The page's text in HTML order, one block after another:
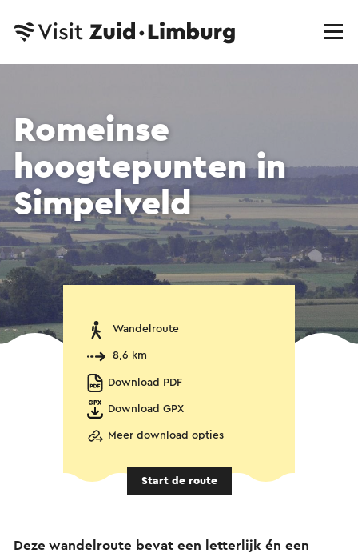
Romeinse
hoogtepunten in
Simpelveld
Wandelroute
8,6 km
Download PDF
Download GPX
Meer download opties
Start de route
Deze wandelroute bevat een letterlijk én een